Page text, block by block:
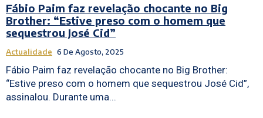
Fábio Paim faz revelação chocante no Big
Brother: “Estive preso com o homem que
sequestrou José Cid”
Actualidade 6 De Agosto, 2025
Fábio Paim faz revelação chocante no Big Brother:
“Estive preso com o homem que sequestrou José Cid”,
assinalou. Durante uma...